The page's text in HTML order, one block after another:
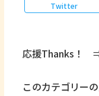
Twitter
応援Thanks！
このカテゴリー